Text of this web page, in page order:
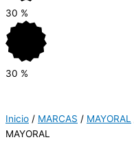
30 %
30 %
Inicio / MARCAS / MAYORAL
MAYORAL